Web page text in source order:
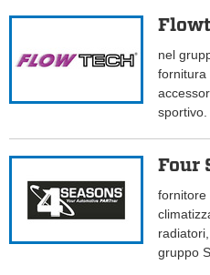
nel
fornitura
sportivo.
Four
fornitore
gruppo